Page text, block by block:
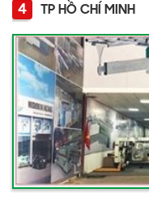
4 TP HỒ CHÍ MINH